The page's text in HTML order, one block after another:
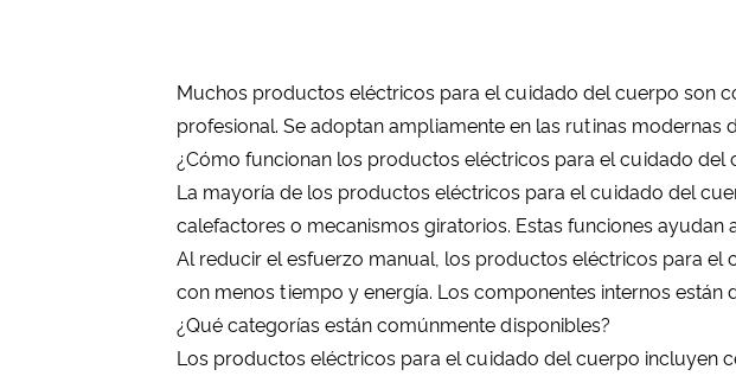
Muchos productos eléctricos para el cuidado del cuerpo son
profesional. Se adoptan ampliamente en las rutinas
¿Cómo funcionan los productos eléctricos para el cuidado del
La mayoría de los productos eléctricos para el cuidado del
calefactores o mecanismos giratorios. Estas funciones
Al reducir el esfuerzo manual, los productos eléctricos para
con menos tiempo y energía. Los componentes internos
¿Qué categorías están comúnmente disponibles?
Los productos eléctricos para el cuidado del cuerpo incluyen